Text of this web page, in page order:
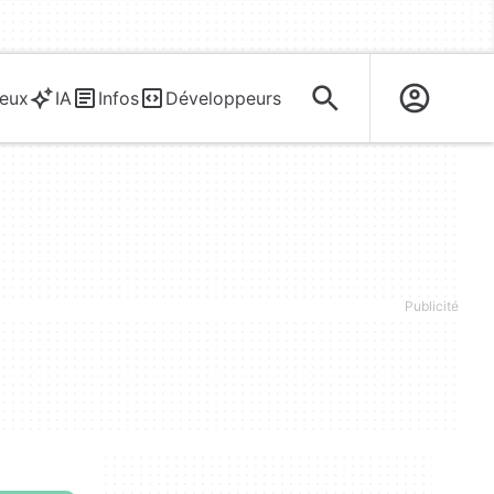
IA Infos Développeurs